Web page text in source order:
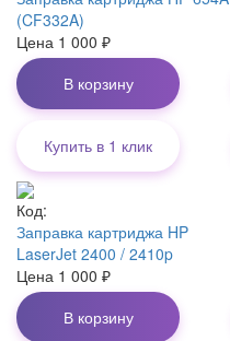
(CF332A)
Цена 1 000 ₽
В корзину
Купить в 1 клик
Код:
Заправка картриджа HP
LaserJet 2400 / 2410p
Цена 1 000 ₽
В корзину